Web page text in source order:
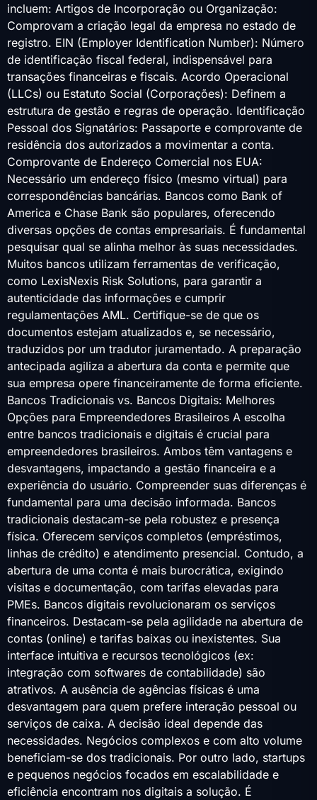
incluem: Artigos de Incorporação ou Organização:
Comprovam a criação legal da empresa no estado de
registro. EIN (Employer Identification Number): Número
de identificação fiscal federal, indispensável para
transações financeiras e fiscais. Acordo Operacional
(LLCs) ou Estatuto Social (Corporações): Definem a
estrutura de gestão e regras de operação. Identificação
Pessoal dos Signatários: Passaporte e comprovante de
residência dos autorizados a movimentar a conta.
Comprovante de Endereço Comercial nos EUA:
Necessário um endereço físico (mesmo virtual) para
correspondências bancárias. Bancos como Bank of
America e Chase Bank são populares, oferecendo
diversas opções de contas empresariais. É fundamental
pesquisar qual se alinha melhor às suas necessidades.
Muitos bancos utilizam ferramentas de verificação,
como LexisNexis Risk Solutions, para garantir a
autenticidade das informações e cumprir
regulamentações AML. Certifique-se de que os
documentos estejam atualizados e, se necessário,
traduzidos por um tradutor juramentado. A preparação
antecipada agiliza a abertura da conta e permite que
sua empresa opere financeiramente de forma eficiente.
Bancos Tradicionais vs. Bancos Digitais: Melhores
Opções para Empreendedores Brasileiros A escolha
entre bancos tradicionais e digitais é crucial para
empreendedores brasileiros. Ambos têm vantagens e
desvantagens, impactando a gestão financeira e a
experiência do usuário. Compreender suas diferenças é
fundamental para uma decisão informada. Bancos
tradicionais destacam-se pela robustez e presença
física. Oferecem serviços completos (empréstimos,
linhas de crédito) e atendimento presencial. Contudo, a
abertura de uma conta é mais burocrática, exigindo
visitas e documentação, com tarifas elevadas para
PMEs. Bancos digitais revolucionaram os serviços
financeiros. Destacam-se pela agilidade na abertura de
contas (online) e tarifas baixas ou inexistentes. Sua
interface intuitiva e recursos tecnológicos (ex:
integração com softwares de contabilidade) são
atrativos. A ausência de agências físicas é uma
desvantagem para quem prefere interação pessoal ou
serviços de caixa. A decisão ideal depende das
necessidades. Negócios complexos e com alto volume
beneficiam-se dos tradicionais. Por outro lado, startups
e pequenos negócios focados em escalabilidade e
eficiência encontram nos digitais a solução. É